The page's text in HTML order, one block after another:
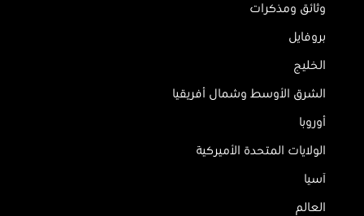
وثائق ومذكرات
بروفايل
الخليج
الشرق الأوسط وشمال أفريقيا
أوروبا
الولايات المتحدة الأميركية
آسيا
العالم